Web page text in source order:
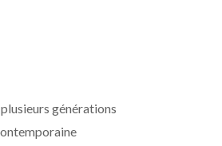
générations